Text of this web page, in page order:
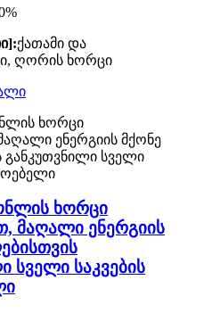
ქათამი და
ღორის ხორცი
ხორცი
მაღალი ენერგიის
სველი საკვების